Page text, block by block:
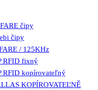
čipy
čipy
/ 125KHz
RFID fixný
RFID kopírovateľný
KOPÍROVATEĽNĚ